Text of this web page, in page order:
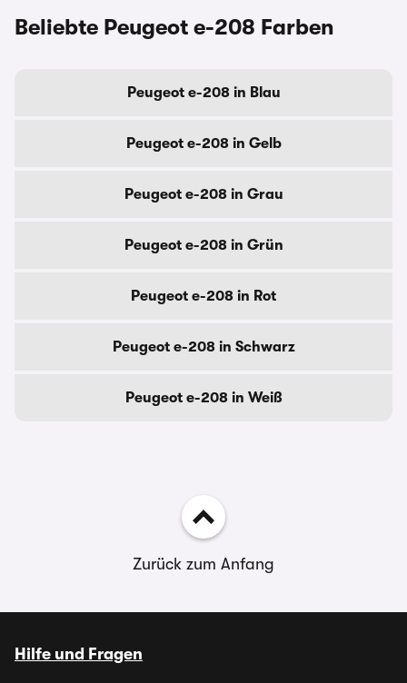
Beliebte Peugeot e-208 Farben
Peugeot e-208 in Blau
Peugeot e-208 in Gelb
Peugeot e-208 in Grau
Peugeot e-208 in Grün
Peugeot e-208 in Rot
Peugeot e-208 in Schwarz
Peugeot e-208 in Weiß
Zurück zum Anfang
Hilfe und Fragen